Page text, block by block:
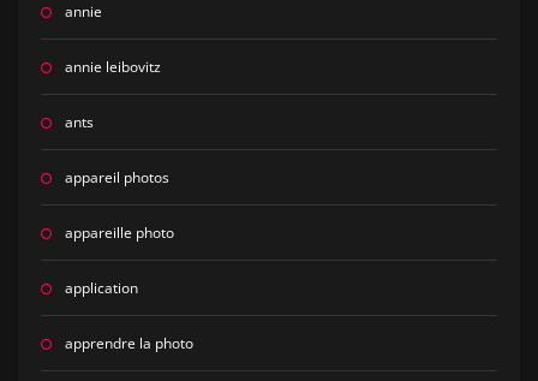
annie
annie leibovitz
ants
appareil photos
appareille photo
application
apprendre la photo